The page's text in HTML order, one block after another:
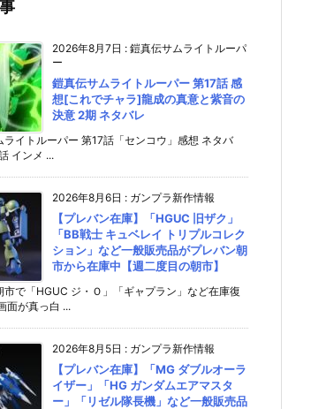
2026年8月7日 : 鎧真伝サムライトルーパ
ー
鎧真伝サムライトルーパー 第17話 感
想[これでチャラ]龍成の真意と紫音の
決意 2期 ネタバレ
ライトルーパー 第17話「センコウ」感想 ネタバ
インメ ...
2026年8月6日 : ガンプラ新作情報
【プレバン在庫】「HGUC 旧ザク」
「BB戦士 キュベレイ トリプルコレク
ション」など一般販売品がプレバン朝
市から在庫中【週二度目の朝市】
市で「HGUC ジ・Ｏ」「ギャプラン」など在庫復
面が真っ白 ...
2026年8月5日 : ガンプラ新作情報
【プレバン在庫】「MG ダブルオーラ
イザー」「HG ガンダムエアマスタ
ー」「リゼル隊長機」など一般販売品